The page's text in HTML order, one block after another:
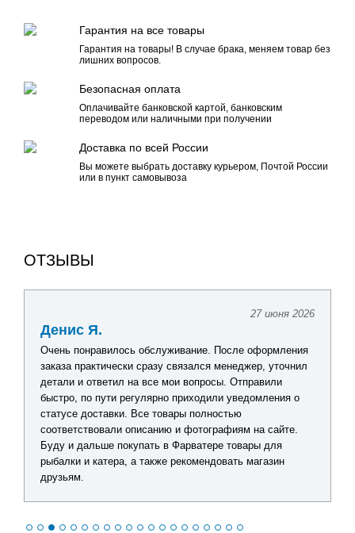
Гарантия на все товары
Гарантия на товары! В случае брака, меняем товар без
лишних вопросов.
Безопасная оплата
Оплачивайте банковской картой, банковским
переводом или наличными при получении
Доставка по всей России
Вы можете выбрать доставку курьером, Почтой России
или в пункт самовывоза
ОТЗЫВЫ
27 июня 2026
Денис Я.
Очень понравилось обслуживание. После оформления
заказа практически сразу связался менеджер, уточнил
детали и ответил на все мои вопросы. Отправили
быстро, по пути регулярно приходили уведомления о
статусе доставки. Все товары полностью
соответствовали описанию и фотографиям на сайте.
Буду и дальше покупать в Фарватере товары для
рыбалки и катера, а также рекомендовать магазин
друзьям.